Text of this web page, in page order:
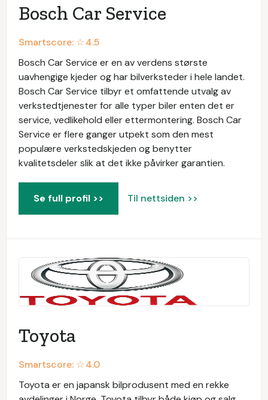
Bosch Car Service
Smartscore: ☆4.5
Bosch Car Service er en av verdens største
uavhengige kjeder og har bilverksteder i hele landet.
Bosch Car Service tilbyr et omfattende utvalg av
verkstedtjenester for alle typer biler enten det er
service, vedlikehold eller ettermontering. Bosch Car
Service er flere ganger utpekt som den mest
populære verkstedskjeden og benytter
kvalitetsdeler slik at det ikke påvirker garantien.
Se full profil >> Til nettsiden >>
Toyota
Smartscore: ☆4.0
Toyota er en japansk bilprodusent med en rekke